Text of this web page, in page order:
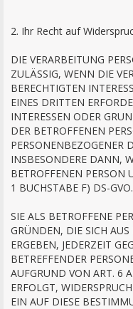
2. Ihr Recht auf
DIE VERARBEITUNG
ZULÄSSIG, WENN DIE
BERECHTIGTEN
EINES DRITTEN
INTERESSEN ODER
DER BETROFFENEN
PERSONENBEZOGENER
INSBESONDERE DANN,
BETROFFENEN PERSON
1 BUCHSTABE F) DS-GVO.
SIE ALS BETROFFENE
GRÜNDEN, DIE SICH
ERGEBEN, JEDERZEIT
BETREFFENDER
AUFGRUND VON ART. 6
ERFOLGT,
EIN AUF DIESE